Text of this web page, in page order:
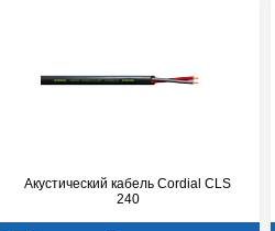
Акустический кабель Cordial CLS
240